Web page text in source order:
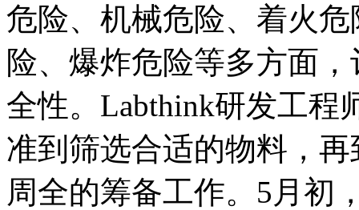
危险、机械危险、着火
险、爆炸危险等多方面
全性。Labthink研发工程
准到筛选合适的物料，
周全的筹备工作。5月初